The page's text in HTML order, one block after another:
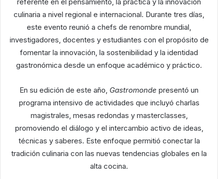
culinaria a nivel regional e internacional. Durante tres días,
este evento reunió a chefs de renombre mundial,
investigadores, docentes y estudiantes con el propósito de
fomentar la innovación, la sostenibilidad y la identidad
gastronómica desde un enfoque académico y práctico.
En su edición de este año, Gastromonde presentó un
programa intensivo de actividades que incluyó charlas
magistrales, mesas redondas y masterclasses,
promoviendo el diálogo y el intercambio activo de ideas,
técnicas y saberes. Este enfoque permitió conectar la
tradición culinaria con las nuevas tendencias globales en la
alta cocina.